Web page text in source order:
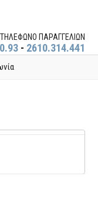
ΤΗΛΕΦΩΝΟ ΠΑΡΑΓΓΕΛΙΩΝ
- 2610.314.441